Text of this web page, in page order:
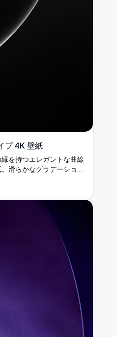
プ 4K 壁紙
を持つエレガントな曲線
滑らかなグラデーション
ムでミニマリストな美学
を持つiPhoneおよびiOS